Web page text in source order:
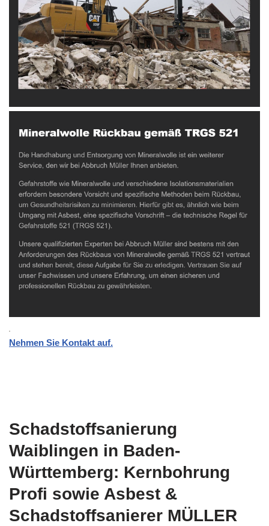
Nehmen Sie Kontakt auf.
Schadstoffsanierung
Waiblingen in Baden-
Württemberg: Kernbohrung
Profi sowie Asbest &
Schadstoffsanierer MÜLLER